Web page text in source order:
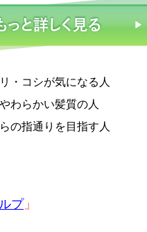
・コシが気になる人
わらかい髪質の人
の指通りを目指す人
プ」